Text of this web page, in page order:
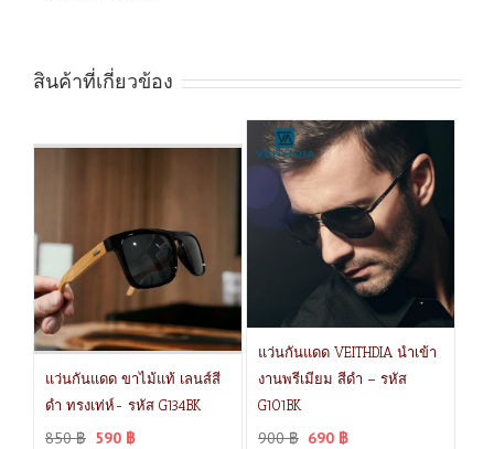
สินค้าที่เกี่ยวข้อง
แว่นกันแดด ขาไม้แท้ เลนส์สี
ดำ ทรงเท่ห์- รหัส G134BK
850฿ 590 ฿
แว่นกันแดด VEITHDIA นำเข้า
งานพรีเมียม สีดำ – รหัส
G101BK
900฿ 690 ฿